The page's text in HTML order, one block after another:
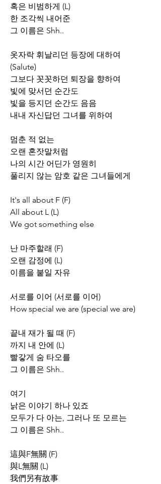
혹은 비범하게 (L)
한 조각씩 내어준
그 이름은 Shh..
옷자락 휘날리던 등장에 대하여
(Salute)
그보다 꼿꼿하던 퇴장을 향하여
빛에 맞서던 순간도
빛을 등지던 순간도 음음
내내 자신답던 그녀를 위하여
멈춘 적 없는
오랜 혼잣말처럼
나의 시간 어딘가 영원히
풀리지 않는 암호 같은 그녀들에게
It's all about F (F)
All about L (L)
We got something else
난 마주할래 (F)
오랜 감정에 (L)
이름을 붙일 자유
서로를 이어 (서로를 이어)
How special we are (special we are)
끝내 재가 될 때 (F)
까지 내 안에 (L)
빨갛게 숨 타오를
그 이름은 Shh..
여기
낡은 이야기 하나 있죠
모두가 다 아는, 그러나 또 모르는
그 이름은 Shh..
這與F無關 (F)
與L無關 (L)
我們另有故事